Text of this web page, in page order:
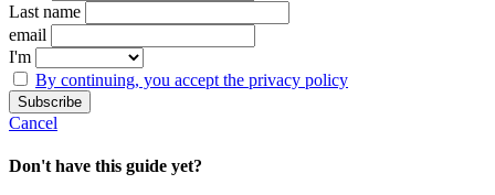
Last name
email
I'm
By continuing, you accept the privacy policy
Cancel
Don't have this guide yet?